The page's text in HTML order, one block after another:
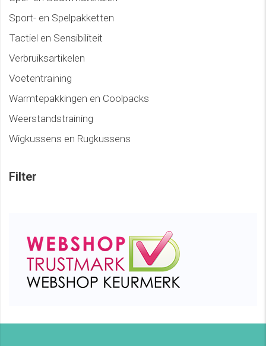
Sport- en Spelpakketten
Tactiel en Sensibiliteit
Verbruiksartikelen
Voetentraining
Warmtepakkingen en Coolpacks
Weerstandstraining
Wigkussens en Rugkussens
Filter